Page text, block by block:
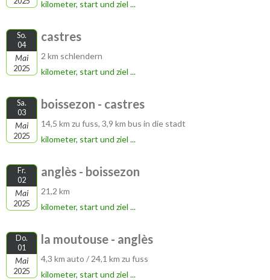
kilometer, start und ziel ...
So.
04
Mai
2025
castres
2 km schlendern
kilometer, start und ziel ...
Sa.
03
Mai
2025
boissezon - castres
14,5 km zu fuss, 3,9 km bus in die stadt
kilometer, start und ziel ...
Fr.
02
Mai
2025
anglès - boissezon
21,2 km
kilometer, start und ziel ...
Do.
01
Mai
2025
la moutouse - anglès
4,3 km auto / 24,1 km zu fuss
kilometer, start und ziel ...